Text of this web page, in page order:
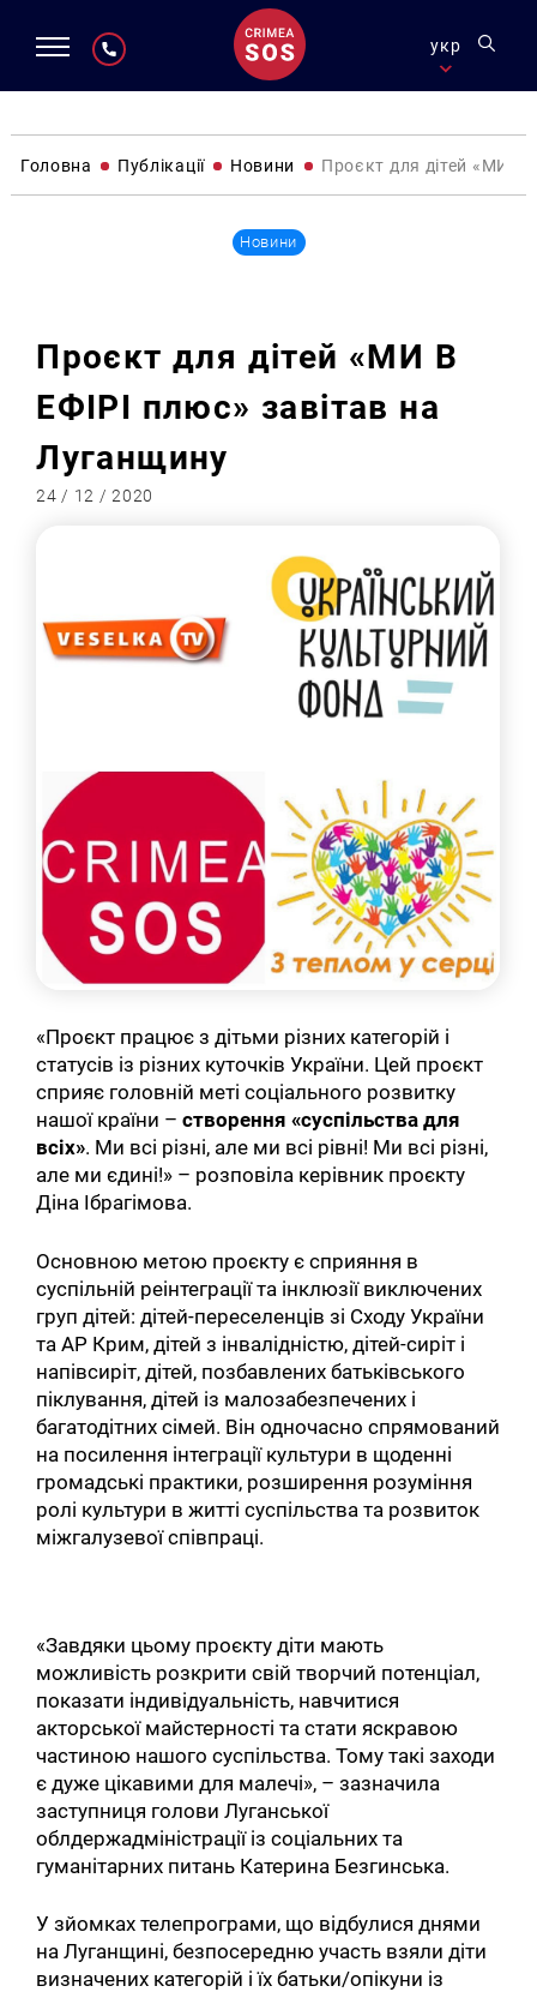
укр
Головна Публікації Новини Проєкт для дітей «МИ В
Новини
Проєкт для дітей «МИ В
ЕФІРІ плюс» завітав на
Луганщину
24 / 12 / 2020
«Проєкт працює з дітьми різних категорій і
статусів із різних куточків України. Цей проєкт
сприяє головній меті соціального розвитку
нашої країни – створення «суспільства для
всіх». Ми всі різні, але ми всі рівні! Ми всі різні,
але ми єдині!» – розповіла керівник проєкту
Діна Ібрагімова.
Основною метою проєкту є сприяння в
суспільній реінтеграції та інклюзії виключених
груп дітей: дітей-переселенців зі Сходу України
та АР Крим, дітей з інвалідністю, дітей-сиріт і
напівсиріт, дітей, позбавлених батьківського
піклування, дітей із малозабезпечених і
багатодітних сімей. Він одночасно спрямований
на посилення інтеграції культури в щоденні
громадські практики, розширення розуміння
ролі культури в житті суспільства та розвиток
міжгалузевої співпраці.
«Завдяки цьому проєкту діти мають
можливість розкрити свій творчий потенціал,
показати індивідуальність, навчитися
акторської майстерності та стати яскравою
частиною нашого суспільства. Тому такі заходи
є дуже цікавими для малечі», – зазначила
заступниця голови Луганської
облдержадміністрації із соціальних та
гуманітарних питань Катерина Безгинська.
У зйомках телепрограми, що відбулися днями
на Луганщині, безпосередню участь взяли діти
визначених категорій і їх батьки/опікуни із